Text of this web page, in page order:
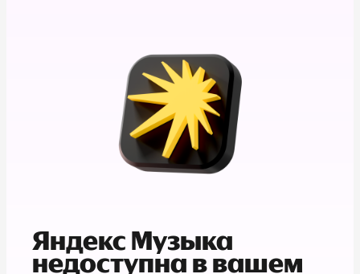
Яндекс Музыка
недоступна в вашем